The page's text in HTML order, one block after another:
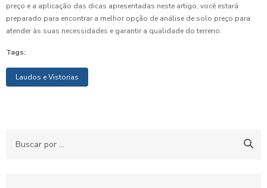
preço e a aplicação das dicas apresentadas neste artigo, você estará
preparado para encontrar a melhor opção de análise de solo preço para
atender às suas necessidades e garantir a qualidade do terreno.
Tags:
Laudos e Vistorias